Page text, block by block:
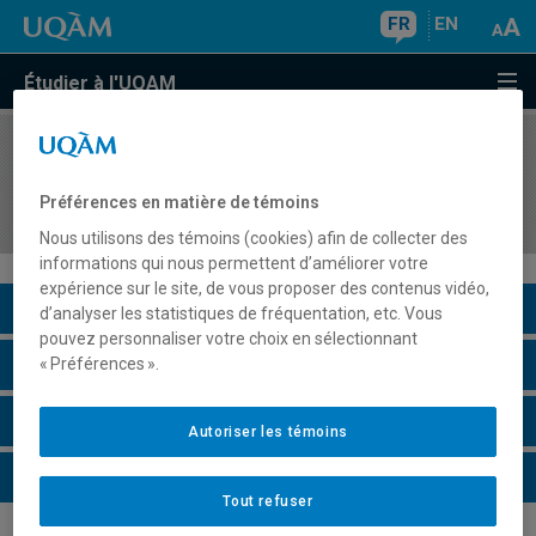
FR EN
Étudier à l'UQAM
COURS//
marketing numérique
Description du cours
Horaire - Été 2026
Horaire - Automne 2026
Horaire - Hiver 2027
Préférences en matière de témoins
Nous utilisons des témoins (cookies) afin de collecter des
informations qui nous permettent d’améliorer votre
expérience sur le site, de vous proposer des contenus vidéo,
d’analyser les statistiques de fréquentation, etc. Vous
pouvez personnaliser votre choix en sélectionnant
« Préférences ».
Tout refuser
Autoriser les témoins